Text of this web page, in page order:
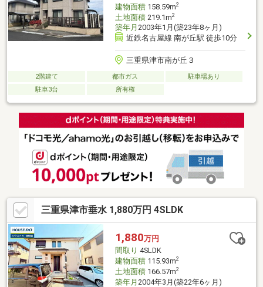
建物面積158.59m2
土地面積219.1m2
築年月 2003年1月(築23年8ヶ月)
近鉄名古屋線 南が丘駅 徒歩10分
三重県津市南が丘３
2階建て 都市ガス
駐車場あり
駐車3台
所有権
三重県津市垂水 1,880万円 4SLDK
1,880万円
間取り 4SLDK
建物面積115.93m2
土地面積166.57m2
築年月 2004年3月(築22年6ヶ月)